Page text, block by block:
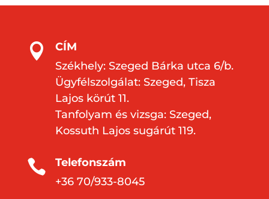

CÍM
Székhely: Szeged Bárka utca 6/b.
Ügyfélszolgálat: Szeged, Tisza
Lajos körút 11.
Tanfolyam és vizsga: Szeged,
Kossuth Lajos sugárút 119.

Telefonszám
+36 70/933-8045